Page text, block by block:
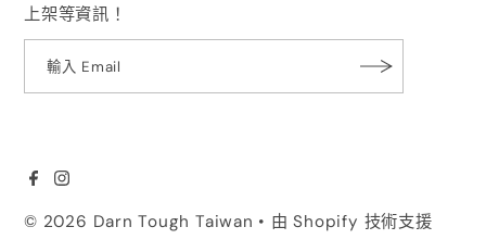
上架等資訊！
© 2026 Darn Tough Taiwan • 由 Shopify 技術支援